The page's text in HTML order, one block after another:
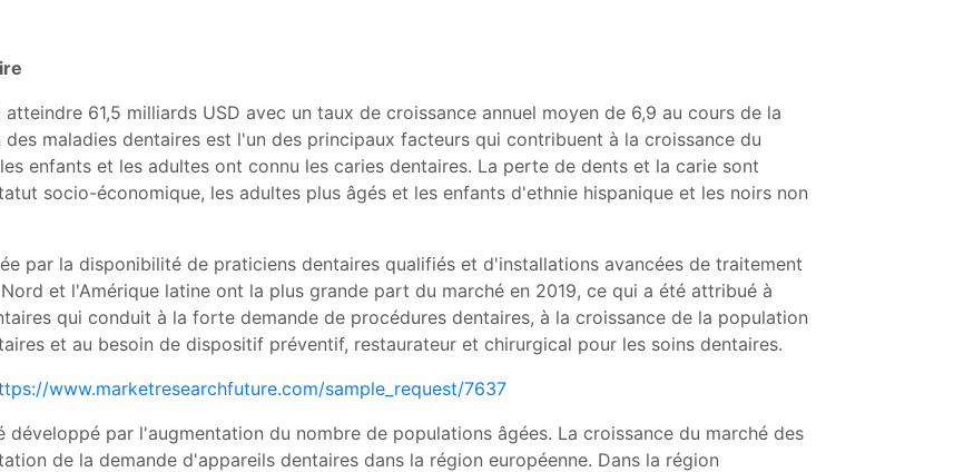
61,5 milliards USD avec un taux de croissance annuel moyen de 6,9 au cours de la
maladies dentaires est l'un des principaux facteurs qui contribuent à la croissance du
enfants et les adultes ont connu les caries dentaires. La perte de dents et la carie sont
socio-économique, les adultes plus âgés et les enfants d'ethnie hispanique et les noirs non
par la disponibilité de praticiens dentaires qualifiés et d'installations avancées de traitement
et l'Amérique latine ont la plus grande part du marché en 2019, ce qui a été attribué à
qui conduit à la forte demande de procédures dentaires, à la croissance de la population
et au besoin de dispositif préventif, restaurateur et chirurgical pour les soins dentaires.
www.marketresearchfuture.com/sample_request/7637
par l'augmentation du nombre de populations âgées. La croissance du marché des
de la demande d'appareils dentaires dans la région européenne. Dans la région